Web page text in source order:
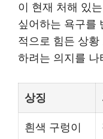
이 현재 처해 있
싶어하는 욕구를
적으로 힘든 상
하려는 의지를 나
상징
흰색 구렁이